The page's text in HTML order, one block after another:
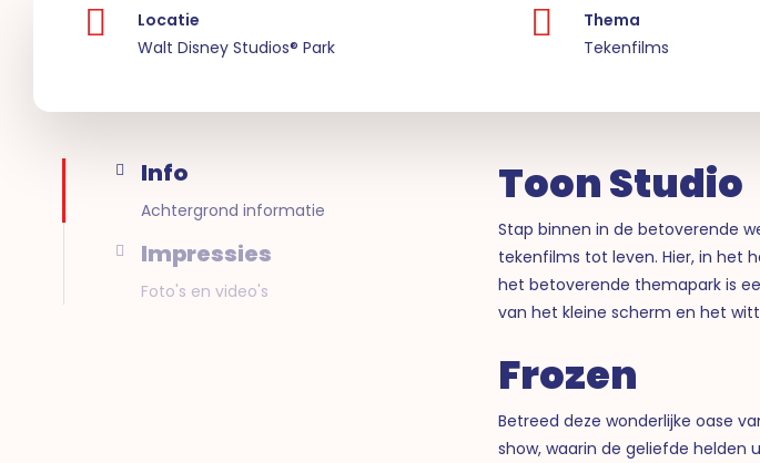
Locatie
Walt Disney Studios® Park
Thema
Tekenfilms
Info
Achtergrond informatie
Impressies
Foto's en video's
Toon Studio
Stap binnen in de betoverende
tekenfilms tot leven. Hier, in het
het betoverende themapark is
van het kleine scherm en het
Frozen
Betreed deze wonderlijke oase
show, waarin de geliefde helden